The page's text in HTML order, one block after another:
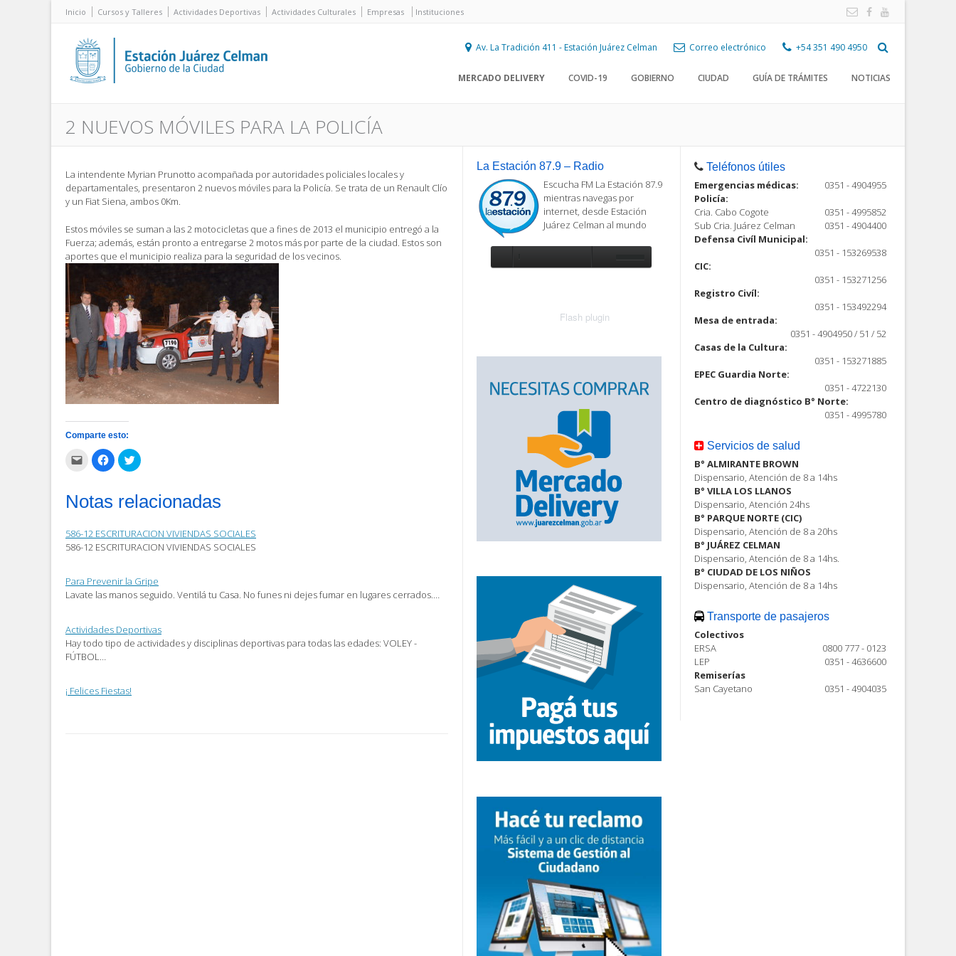
Inicio Cursos y Talleres Actividades Deportivas Actividades Culturales Empresas Instituciones
Av. La Tradición 411 - Estación Juárez Celman Correo electrónico +54 351 490 4950
MERCADO DELIVERY COVID-19 GOBIERNO CIUDAD GUÍA DE TRÁMITES NOTICIAS
2 NUEVOS MÓVILES PARA LA POLICÍA
La intendente Myrian Prunotto acompañada por autoridades policiales locales y
departamentales, presentaron 2 nuevos móviles para la Policía. Se trata de un Renault Clío
y un Fiat Siena, ambos 0Km.
Estos móviles se suman a las 2 motocicletas que a fines de 2013 el municipio entregó a la
Fuerza; además, están pronto a entregarse 2 motos más por parte de la ciudad. Estos son
aportes que el municipio realiza para la seguridad de los vecinos.
Comparte esto:
Haz
clic
para
correo
electrónico
amigo
(Se
abre
ventana
nueva)
Haz
clic
para
Facebook
(Se
una
ventana
nueva)
Haz
clic
en
Twitter
(Se
una
ventana
nueva)
Notas relacionadas
586-12 ESCRITURACION VIVIENDAS SOCIALES
586-12 ESCRITURACION VIVIENDAS SOCIALES
Para Prevenir la Gripe
Lavate las manos seguido. Ventilá tu Casa. No funes ni dejes fumar en lugares cerrados.…
Actividades Deportivas
Hay todo tipo de actividades y disciplinas deportivas para todas las edades: VOLEY -
FÚTBOL…
¡ Felices Fiestas!
La Estación 87.9 – Radio
Escucha FM La Estación 87.9
mientras navegas por
internet, desde Estación
Juárez Celman al mundo
Flash plugin
Teléfonos útiles
Emergencias médicas:
0351 - 4904955
Policía:
Cria. Cabo Cogote
0351 - 4995852
Sub Cria. Juárez Celman
0351 - 4904400
Defensa Civíl Municipal:
0351 - 153269538
CIC:
0351 - 153271256
Registro Civíl:
0351 - 153492294
Mesa de entrada:
0351 - 4904950 / 51 / 52
Casas de la Cultura:
0351 - 153271885
EPEC Guardia Norte:
0351 - 4722130
Centro de diagnóstico B° Norte:
0351 - 4995780
Servicios de salud
B° ALMIRANTE BROWN
Dispensario, Atención de 8 a 14hs
B° VILLA LOS LLANOS
Dispensario, Atención 24hs
B° PARQUE NORTE (CIC)
Dispensario, Atención de 8 a 20hs
B° JUÁREZ CELMAN
Dispensario, Atención de 8 a 14hs.
B° CIUDAD DE LOS NIÑOS
Dispensario, Atención de 8 a 14hs
Transporte de pasajeros
Colectivos
ERSA
0800 777 - 0123
LEP
0351 - 4636600
Remiserías
San Cayetano
0351 - 4904035